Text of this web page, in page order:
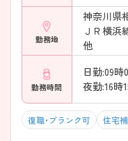
勤務地
神奈川県
ＪＲ横浜
他
勤務時間
日勤:09時
夜勤:16時
復職・ブランク可 住宅補